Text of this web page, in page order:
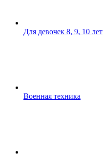
Для девочек 8, 9, 10 лет
Военная техника